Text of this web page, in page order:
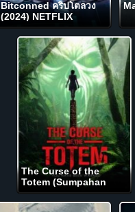
Bitconned คริปโตลวง
(2024) NETFLIX
The Curse of the
Totem (Sumpahan
Jerunei) สาปสลัก (2023)